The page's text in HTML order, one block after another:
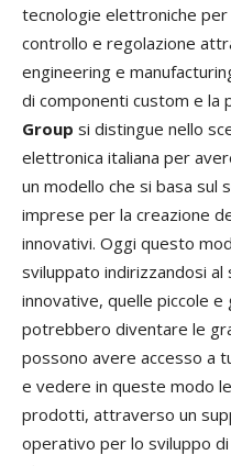
tecnologie elettroniche
controllo e regolazione
engineering e
di componenti custom e la
Group si distingue nello
elettronica italiana per
un modello che si basa sul
imprese per la creazione
innovativi. Oggi questo
sviluppato indirizzandosi
innovative, quelle piccole e
potrebbero diventare le
possono avere accesso a
e vedere in queste modo
prodotti, attraverso un
operativo per lo sviluppo